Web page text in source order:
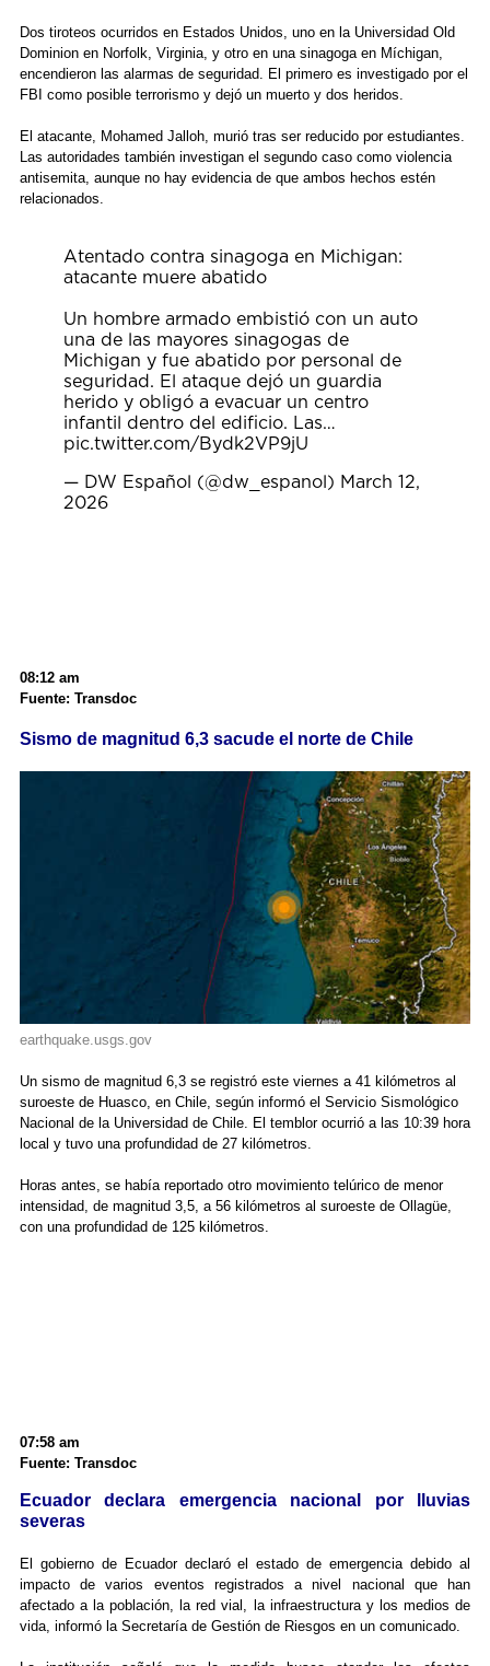
Dos tiroteos ocurridos en Estados Unidos, uno en la Universidad Old
Dominion en Norfolk, Virginia, y otro en una sinagoga en Míchigan,
encendieron las alarmas de seguridad. El primero es investigado por el
FBI como posible terrorismo y dejó un muerto y dos heridos.
El atacante, Mohamed Jalloh, murió tras ser reducido por estudiantes.
Las autoridades también investigan el segundo caso como violencia
antisemita, aunque no hay evidencia de que ambos hechos estén
relacionados.
Atentado contra sinagoga en Michigan:
atacante muere abatido
Un hombre armado embistió con un auto
una de las mayores sinagogas de
Michigan y fue abatido por personal de
seguridad. El ataque dejó un guardia
herido y obligó a evacuar un centro
infantil dentro del edificio. Las…
pic.twitter.com/Bydk2VP9jU
— DW Español (@dw_espanol) March 12,
2026
08:12 am
Fuente: Transdoc
Sismo de magnitud 6,3 sacude el norte de Chile
earthquake.usgs.gov
Un sismo de magnitud 6,3 se registró este viernes a 41 kilómetros al
suroeste de Huasco, en Chile, según informó el Servicio Sismológico
Nacional de la Universidad de Chile. El temblor ocurrió a las 10:39 hora
local y tuvo una profundidad de 27 kilómetros.
Horas antes, se había reportado otro movimiento telúrico de menor
intensidad, de magnitud 3,5, a 56 kilómetros al suroeste de Ollagüe,
con una profundidad de 125 kilómetros.
07:58 am
Fuente: Transdoc
Ecuador declara emergencia nacional por lluvias
severas
El gobierno de Ecuador declaró el estado de emergencia debido al
impacto de varios eventos registrados a nivel nacional que han
afectado a la población, la red vial, la infraestructura y los medios de
vida, informó la Secretaría de Gestión de Riesgos en un comunicado.